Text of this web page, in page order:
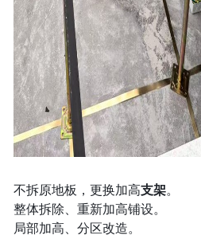
不拆原地板，更换加高支架。
整体拆除、重新加高铺设。
局部加高、分区改造。